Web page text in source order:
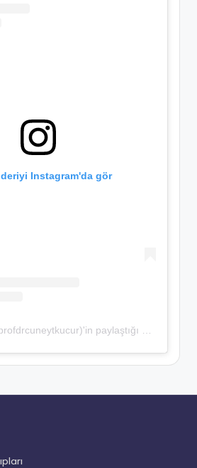
Instagram'da gör
Cüneyt Kucur (@profdrcuneytkucur)'in paylaştığı bir gönderi